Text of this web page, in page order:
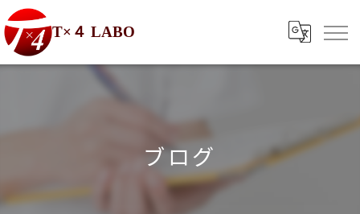
T×４ LABO
ブログ